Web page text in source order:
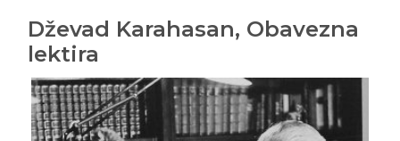
Dževad Karahasan, Obavezna
lektira